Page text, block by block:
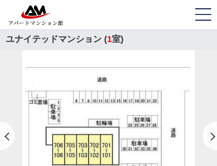
ユナイテッドマンション (1室)